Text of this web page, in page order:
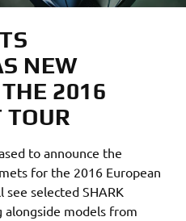
NEW
2016
TOUR
to announce the
for the 2016 European
see selected SHARK
models from